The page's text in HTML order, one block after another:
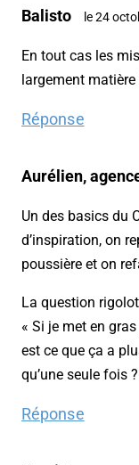
Balisto le 24
En tout cas les
largement
Réponse
Aurélien,
Un des basics du
d’inspiration, on
poussière et on
La question
« Si je met en
est ce que ça a
qu’une seule fois
Réponse